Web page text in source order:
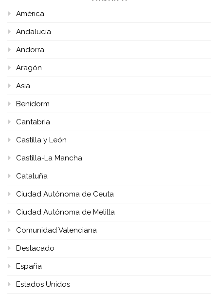
América
Andalucía
Andorra
Aragón
Asia
Benidorm
Cantabria
Castilla y León
Castilla-La Mancha
Cataluña
Ciudad Autónoma de Ceuta
Ciudad Autónoma de Melilla
Comunidad Valenciana
Destacado
España
Estados Unidos